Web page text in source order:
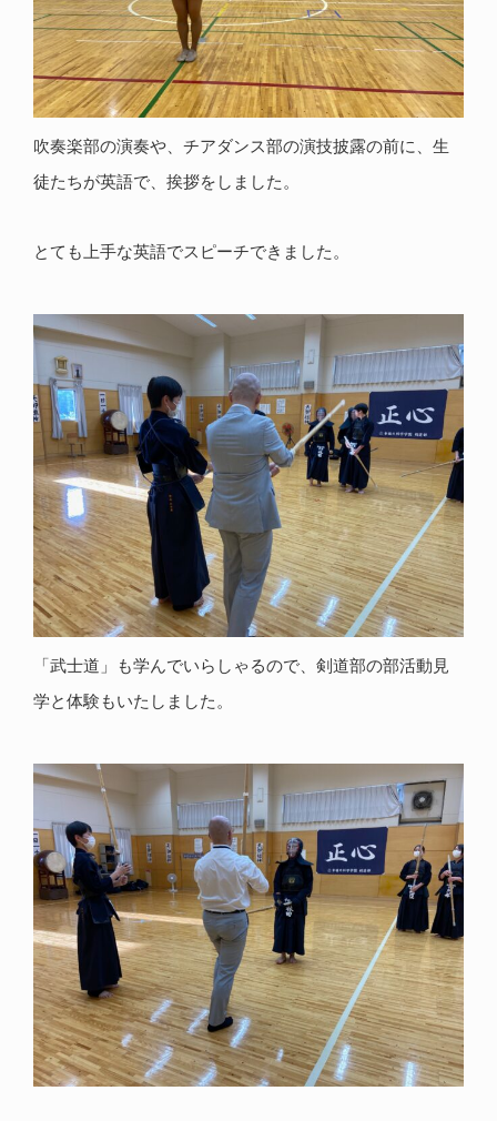
吹奏楽部の演奏や、チアダンス部の演技披露の前に、生
徒たちが英語で、挨拶をしました。
とても上手な英語でスピーチできました。
「武士道」も学んでいらしゃるので、剣道部の部活動見
学と体験もいたしました。